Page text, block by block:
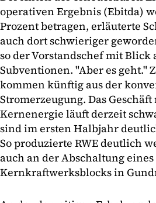
operativen Ergebnis (Ebitda)
Prozent betragen, erläuterte
auch dort schwieriger
so der Vorstandschef mit
Subventionen. "Aber es geht."
kommen künftig aus der
Stromerzeugung. Das
Kernenergie läuft derzeit
sind im ersten Halbjahr
So produzierte RWE deutlich
auch an der Abschaltung eines
Kernkraftwerksblocks in